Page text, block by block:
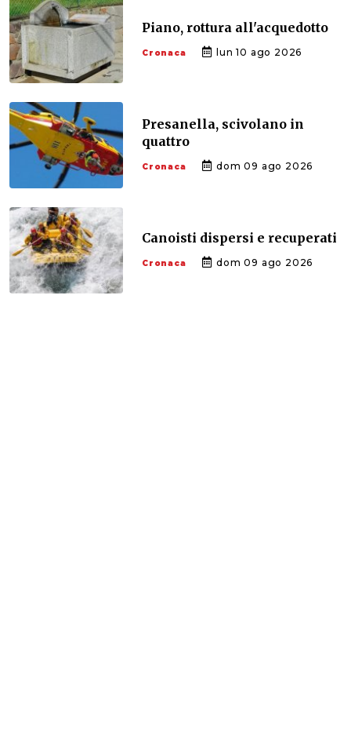
Piano, rottura all'acquedotto
Cronaca lun 10 ago 2026
Presanella, scivolano in
quattro
Cronaca dom 09 ago 2026
Canoisti dispersi e recuperati
Cronaca dom 09 ago 2026